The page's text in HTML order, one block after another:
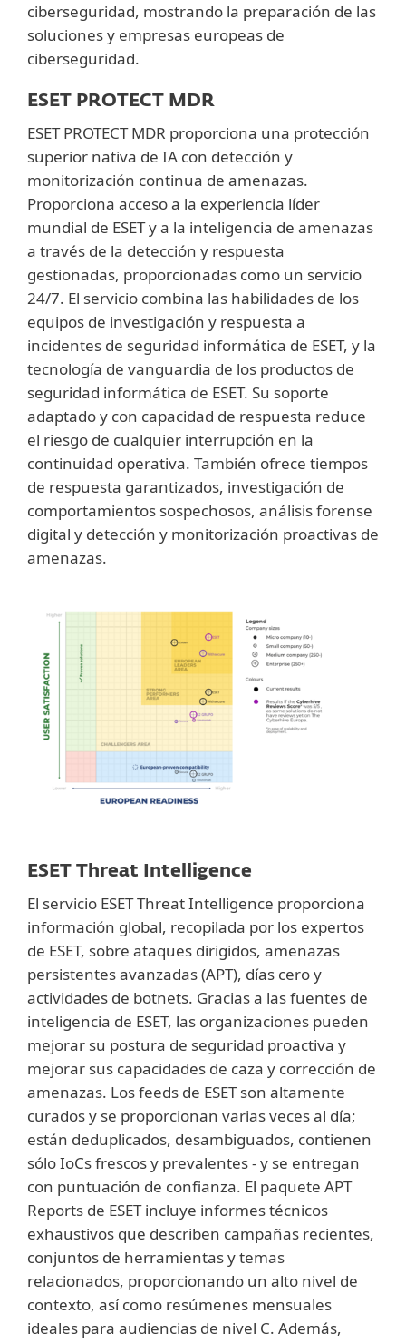
ciberseguridad, mostrando la preparación de las
soluciones y empresas europeas de
ciberseguridad.
ESET PROTECT MDR
ESET PROTECT MDR proporciona una protección
superior nativa de IA con detección y
monitorización continua de amenazas.
Proporciona acceso a la experiencia líder
mundial de ESET y a la inteligencia de amenazas
a través de la detección y respuesta
gestionadas, proporcionadas como un servicio
24/7. El servicio combina las habilidades de los
equipos de investigación y respuesta a
incidentes de seguridad informática de ESET, y la
tecnología de vanguardia de los productos de
seguridad informática de ESET. Su soporte
adaptado y con capacidad de respuesta reduce
el riesgo de cualquier interrupción en la
continuidad operativa. También ofrece tiempos
de respuesta garantizados, investigación de
comportamientos sospechosos, análisis forense
digital y detección y monitorización proactivas de
amenazas.
ESET Threat Intelligence
El servicio ESET Threat Intelligence proporciona
información global, recopilada por los expertos
de ESET, sobre ataques dirigidos, amenazas
persistentes avanzadas (APT), días cero y
actividades de botnets. Gracias a las fuentes de
inteligencia de ESET, las organizaciones pueden
mejorar su postura de seguridad proactiva y
mejorar sus capacidades de caza y corrección de
amenazas. Los feeds de ESET son altamente
curados y se proporcionan varias veces al día;
están deduplicados, desambiguados, contienen
sólo IoCs frescos y prevalentes - y se entregan
con puntuación de confianza. El paquete APT
Reports de ESET incluye informes técnicos
exhaustivos que describen campañas recientes,
conjuntos de herramientas y temas
relacionados, proporcionando un alto nivel de
contexto, así como resúmenes mensuales
ideales para audiencias de nivel C. Además,